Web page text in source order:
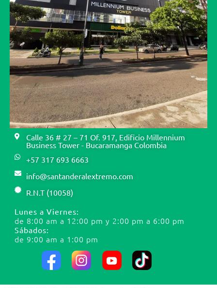
Calle 36 # 27 – 71 Of. 917, Edificio Millennium
Business Tower - Bucaramanga Colombia
+57 317 693 6663
info@santanderalextremo.com
R.N.T (10058)
Lunes a Viernes:
de 8:00 am a 12:00 pm y 2:00 pm a 6:00 pm
Sábados:
de 9:00 am a 1:00 pm